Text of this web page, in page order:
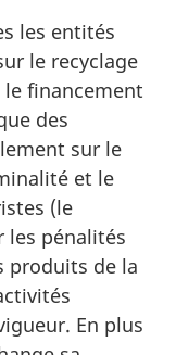
les entités
le recyclage
financement
des
sur le
et le
(le
les pénalités
produits de la
En plus